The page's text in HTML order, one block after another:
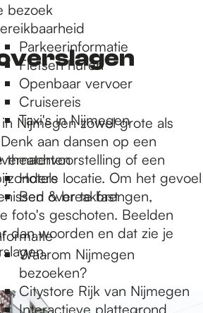
bezoek
Parkeerinformatie
Fietsen huren
Openbaar vervoer
Cruisereis
Taxi's in Nijmegen
Hotels
Bed & breakfast
Waarom Nijmegen
bezoeken?
Citystore Rijk van Nijmegen
Interactieve plattegrond
Nijmegen zowel grote als
aan dansen op een
theatervoorstelling of een
locatie. Om het gevoel
over te brengen,
foto's geschoten. Beelden
dan woorden en dat zie je